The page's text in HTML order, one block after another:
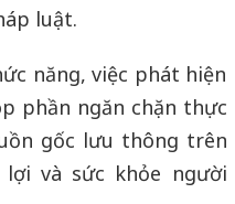
luật.
năng, việc phát hiện
phần ngăn chặn thực
gốc lưu thông trên
và sức khỏe người